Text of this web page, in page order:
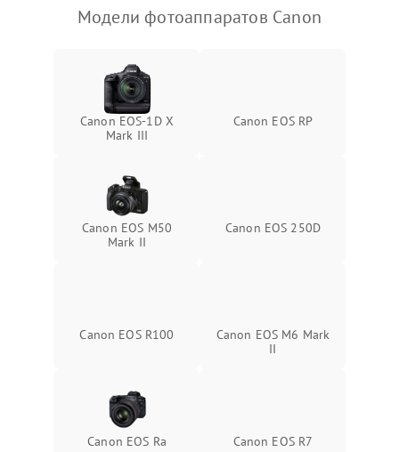
Модели фотоаппаратов Canon
Canon EOS‑1D X
Mark III
Canon EOS RP
Canon EOS M50
Mark II
Canon EOS 250D
Canon EOS R100
Canon EOS M6 Mark
II
Canon EOS Ra Canon EOS R7